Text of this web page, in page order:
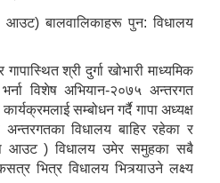
आउट) बालवालिकाहरू पुन: विधालय
श्री दुर्गा खोभारी माध्यमिक
भर्ना विशेष अभियान-२०७५ अन्तरगत
सम्बोधन गर्दै गापा अध्यक्ष
अन्तरगतका विधालय बाहिर रहेका र
आउट ) विधालय उमेर समुहका सबै
भित्र विधालय भित्र्याउने लक्ष्य